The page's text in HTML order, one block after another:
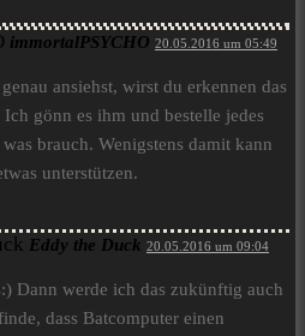
immortalPSYCHO 20.05.2016 um 05:49
ansiehst, wirst du erkennen das
gönn es ihm und bestelle jedes
brauch. Wenigstens damit kann
unterstützen.
Eddy the Duck 20.05.2016 um 09:04
Dann werde ich das zukünftig auch
dass Batcomputer einen